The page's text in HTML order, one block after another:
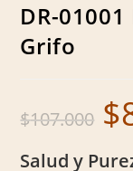
DR-
Grifo
$107.000 price
was:
$
Salud y